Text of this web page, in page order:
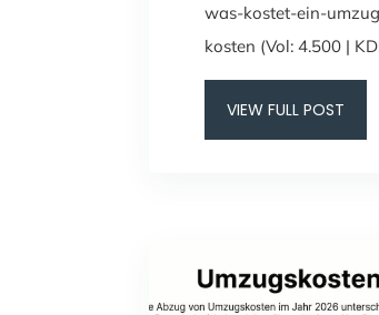
was-kostet-ein-
kosten (Vol: 4.500 |
VIEW FULL POST